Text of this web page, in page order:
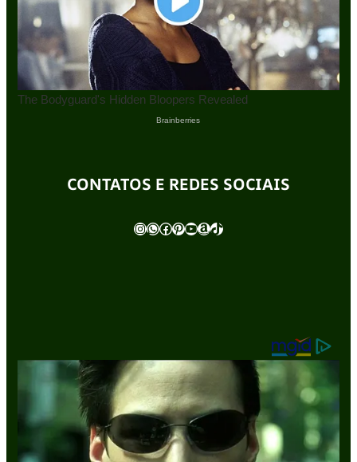
CONTATOS E REDES SOCIAIS
InstagramWhatsApp Facebook Pinterest Youtube Amazon TikTok